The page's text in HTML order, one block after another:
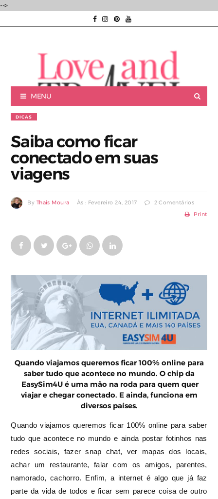
-->
Luxury experiences | Viagens Incríveis | Experiências únicas |
MENU
DICAS
Saiba como ficar
conectado em suas
viagens
By Thais Moura Às : Fevereiro 24, 2017 2 Comentários
Print
Quando viajamos queremos ficar 100% online para
saber tudo que acontece no mundo. O chip da
EasySim4U é uma mão na roda para quem quer
viajar e chegar conectado. E ainda, funciona em
diversos países.
Quando viajamos queremos ficar 100% online para saber
tudo que acontece no mundo e ainda postar fotinhos nas
redes sociais, fazer snap chat, ver mapas dos locais,
achar um restaurante, falar com os amigos, parentes,
namorado, cachorro. Enfim, a internet é algo que já faz
parte da vida de todos e ficar sem parece coisa de outro